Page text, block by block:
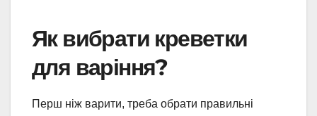
Як вибрати креветки
для варіння?
Перш ніж варити, треба обрати правильні